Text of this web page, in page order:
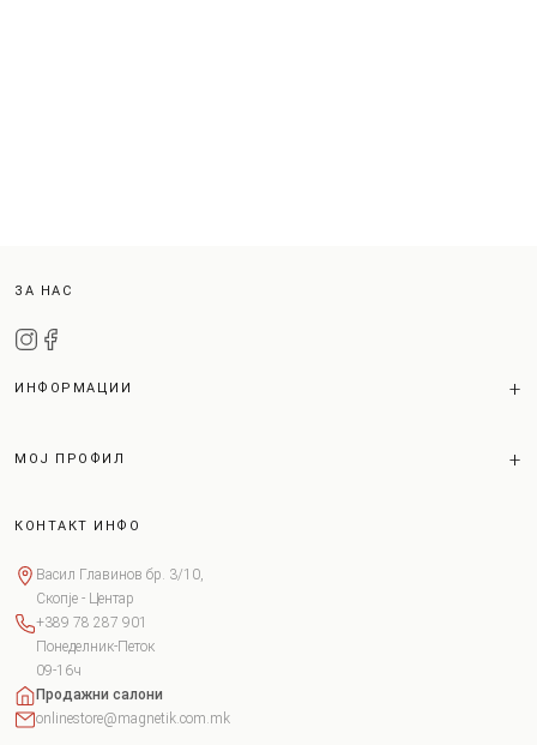
ЗА НАС
ИНФОРМАЦИИ
МОЈ ПРОФИЛ
КОНТАКТ ИНФО
Васил Главинов бр. 3/10,
Скопје - Центар
+389 78 287 901
Понеделник-Петок
09-16ч
Продажни салони
onlinestore@magnetik.com.mk